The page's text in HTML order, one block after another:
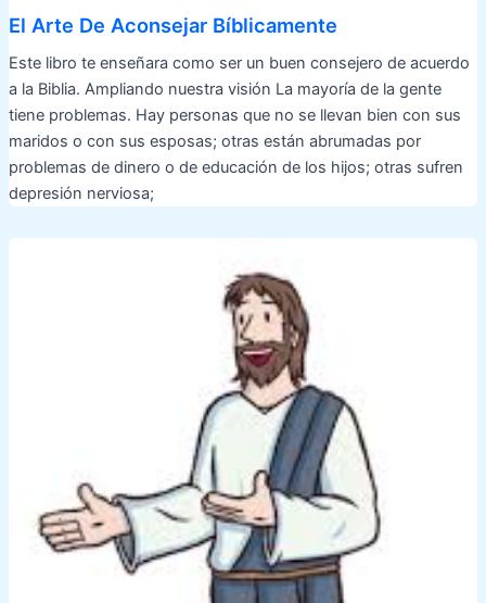
El Arte De Aconsejar Bíblicamente
Este libro te enseñara como ser un buen consejero de acuerdo
a la Biblia. Ampliando nuestra visión La mayoría de la gente
tiene problemas. Hay personas que no se llevan bien con sus
maridos o con sus esposas; otras están abrumadas por
problemas de dinero o de educación de los hijos; otras sufren
depresión nerviosa;